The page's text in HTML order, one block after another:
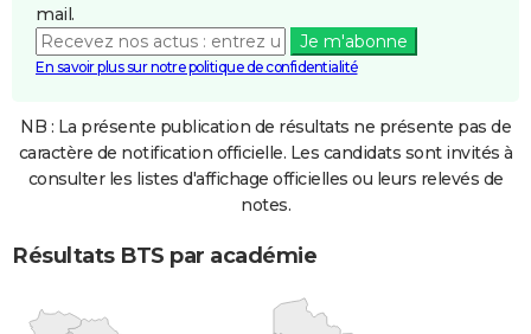
mail.
Je m'abonne
En savoir plus sur notre politique de confidentialité
NB : La présente publication de résultats ne présente pas de
caractère de notification officielle. Les candidats sont invités à
consulter les listes d'affichage officielles ou leurs relevés de
notes.
Résultats BTS par académie